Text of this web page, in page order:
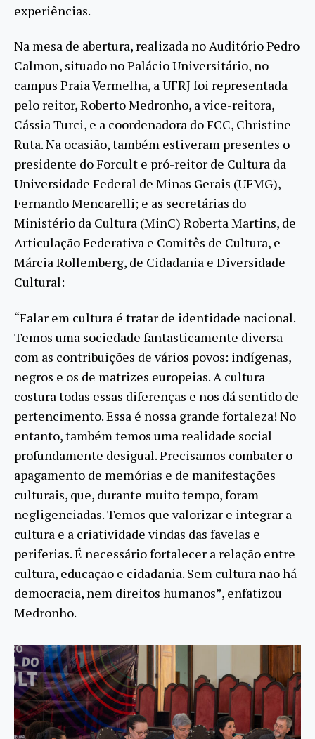
experiências.
Na mesa de abertura, realizada no Auditório Pedro
Calmon, situado no Palácio Universitário, no
campus Praia Vermelha, a UFRJ foi representada
pelo reitor, Roberto Medronho, a vice-reitora,
Cássia Turci, e a coordenadora do FCC, Christine
Ruta. Na ocasião, também estiveram presentes o
presidente do Forcult e pró-reitor de Cultura da
Universidade Federal de Minas Gerais (UFMG),
Fernando Mencarelli; e as secretárias do
Ministério da Cultura (MinC) Roberta Martins, de
Articulação Federativa e Comitês de Cultura, e
Márcia Rollemberg, de Cidadania e Diversidade
Cultural:
“Falar em cultura é tratar de identidade nacional.
Temos uma sociedade fantasticamente diversa
com as contribuições de vários povos: indígenas,
negros e os de matrizes europeias. A cultura
costura todas essas diferenças e nos dá sentido de
pertencimento. Essa é nossa grande fortaleza! No
entanto, também temos uma realidade social
profundamente desigual. Precisamos combater o
apagamento de memórias e de manifestações
culturais, que, durante muito tempo, foram
negligenciadas. Temos que valorizar e integrar a
cultura e a criatividade vindas das favelas e
periferias. É necessário fortalecer a relação entre
cultura, educação e cidadania. Sem cultura não há
democracia, nem direitos humanos”, enfatizou
Medronho.